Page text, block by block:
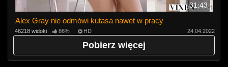
31:43
Alex Gray nie odmówi kutasa nawet w pracy
46218 widoki 86% HD 24.04.2022
Pobierz więcej